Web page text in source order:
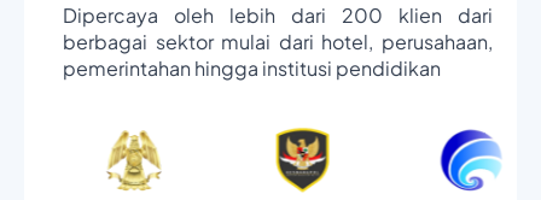
Dipercaya oleh lebih dari 200 klien dari
berbagai sektor mulai dari hotel, perusahaan,
pemerintahan hingga institusi pendidikan